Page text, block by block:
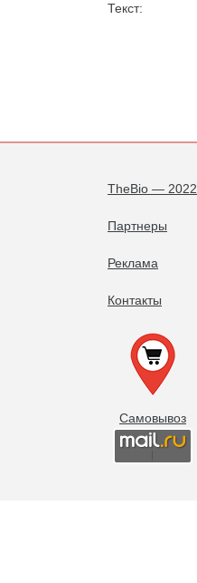
Текст:
TheBio — 2022
Партнеры
Реклама
Контакты
Самовывоз